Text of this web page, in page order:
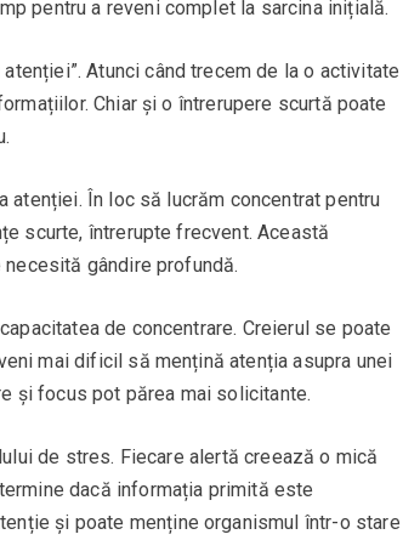
pentru a reveni complet la sarcina inițială.
Atunci când trecem de la o activitate
Chiar și o întrerupere scurtă poate
În loc să lucrăm concentrat pentru
scurte, întrerupte frecvent. Această
gândire profundă.
de concentrare. Creierul se poate
mai dificil să mențină atenția asupra unei
și focus pot părea mai solicitante.
de stres. Fiecare alertă creează o mică
dacă informația primită este
și poate menține organismul într-o stare